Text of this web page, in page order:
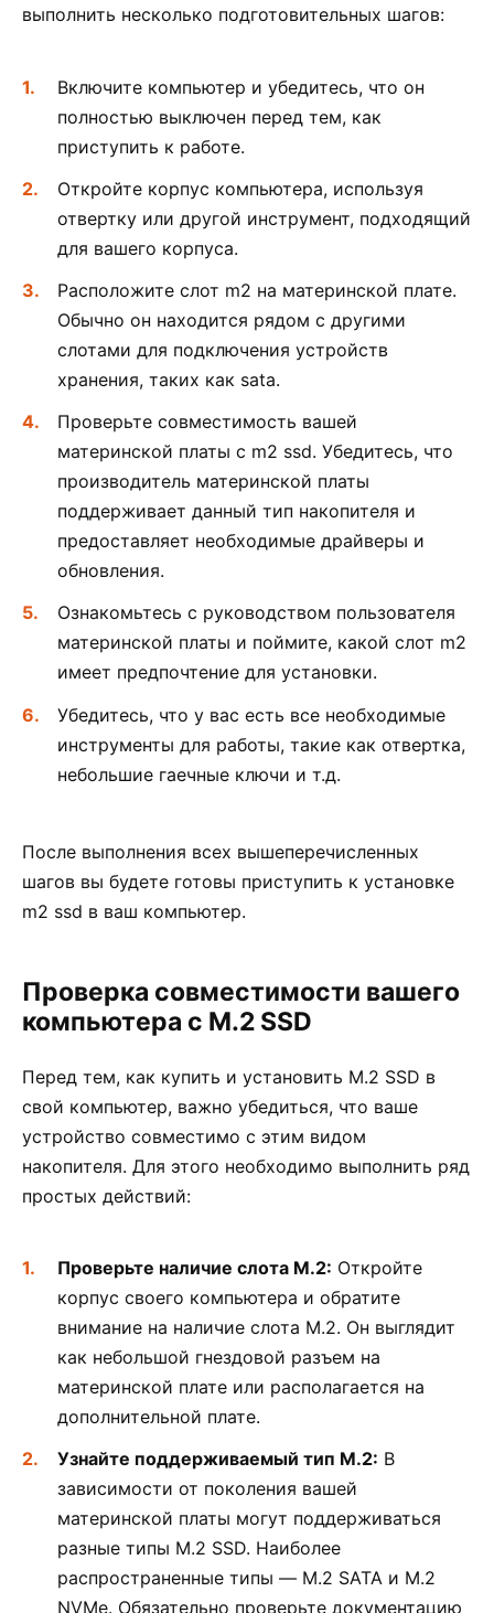
выполнить несколько подготовительных шагов:
Включите компьютер и убедитесь, что он
полностью выключен перед тем, как
приступить к работе.
Откройте корпус компьютера, используя
отвертку или другой инструмент, подходящий
для вашего корпуса.
Расположите слот m2 на материнской плате.
Обычно он находится рядом с другими
слотами для подключения устройств
хранения, таких как sata.
Проверьте совместимость вашей
материнской платы с m2 ssd. Убедитесь, что
производитель материнской платы
поддерживает данный тип накопителя и
предоставляет необходимые драйверы и
обновления.
Ознакомьтесь с руководством пользователя
материнской платы и поймите, какой слот m2
имеет предпочтение для установки.
Убедитесь, что у вас есть все необходимые
инструменты для работы, такие как отвертка,
небольшие гаечные ключи и т.д.
После выполнения всех вышеперечисленных
шагов вы будете готовы приступить к установке
m2 ssd в ваш компьютер.
Проверка совместимости вашего
компьютера с M.2 SSD
Перед тем, как купить и установить M.2 SSD в
свой компьютер, важно убедиться, что ваше
устройство совместимо с этим видом
накопителя. Для этого необходимо выполнить ряд
простых действий:
Проверьте наличие слота M.2: Откройте
корпус своего компьютера и обратите
внимание на наличие слота M.2. Он выглядит
как небольшой гнездовой разъем на
материнской плате или располагается на
дополнительной плате.
Узнайте поддерживаемый тип M.2: В
зависимости от поколения вашей
материнской платы могут поддерживаться
разные типы M.2 SSD. Наиболее
распространенные типы — M.2 SATA и M.2
NVMe. Обязательно проверьте документацию